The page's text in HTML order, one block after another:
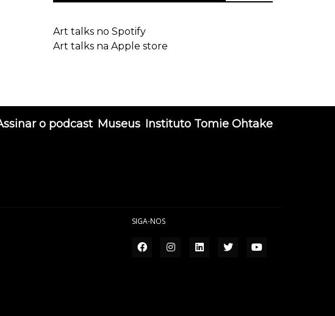
Art talks no Spotify
Art talks na Apple store
o podcast Museus Instituto Tomie Ohtake
SIGA-NOS